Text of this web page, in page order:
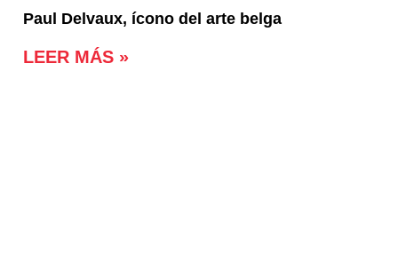
Paul Delvaux, ícono del arte belga
LEER MÁS »